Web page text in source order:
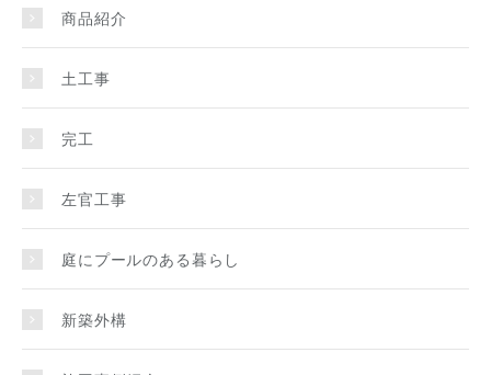
商品紹介
土工事
完工
左官工事
庭にプールのある暮らし
新築外構